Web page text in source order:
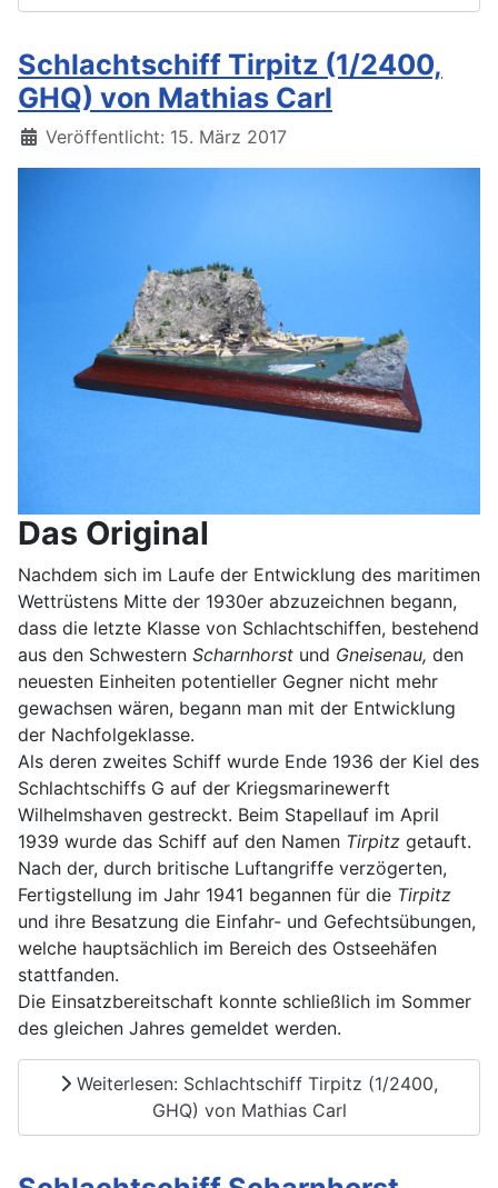
Schlachtschiff Tirpitz (1/2400,
GHQ) von Mathias Carl
Details
Veröffentlicht: 15. März 2017
Das Original
Nachdem sich im Laufe der Entwicklung des maritimen
Wettrüstens Mitte der 1930er abzuzeichnen begann,
dass die letzte Klasse von Schlachtschiffen, bestehend
aus den Schwestern Scharnhorst und Gneisenau, den
neuesten Einheiten potentieller Gegner nicht mehr
gewachsen wären, begann man mit der Entwicklung
der Nachfolgeklasse.
Als deren zweites Schiff wurde Ende 1936 der Kiel des
Schlachtschiffs G auf der Kriegsmarinewerft
Wilhelmshaven gestreckt. Beim Stapellauf im April
1939 wurde das Schiff auf den Namen Tirpitz getauft.
Nach der, durch britische Luftangriffe verzögerten,
Fertigstellung im Jahr 1941 begannen für die Tirpitz
und ihre Besatzung die Einfahr- und Gefechtsübungen,
welche hauptsächlich im Bereich des Ostseehäfen
stattfanden.
Die Einsatzbereitschaft konnte schließlich im Sommer
des gleichen Jahres gemeldet werden.
Weiterlesen: Schlachtschiff Tirpitz (1/2400,
GHQ) von Mathias Carl